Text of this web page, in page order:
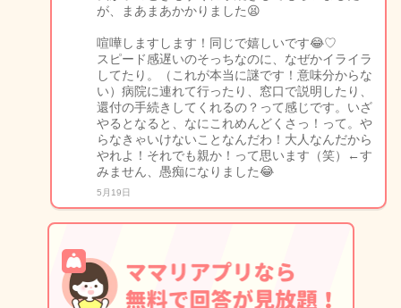
が、まあまあかかりました😫
喧嘩しますします！同じで嬉しいです😂♡
スピード感遅いのそっちなのに、なぜかイライラ
してたり。（これが本当に謎です！意味分からな
い）病院に連れて行ったり、窓口で説明したり、
還付の手続きしてくれるの？って感じです。いざ
やるとなると、なにこれめんどくさっ！って。や
らなきゃいけないことなんだわ！大人なんだから
やれよ！それでも親か！って思います（笑）←す
みません、愚痴になりました😂
5月19日